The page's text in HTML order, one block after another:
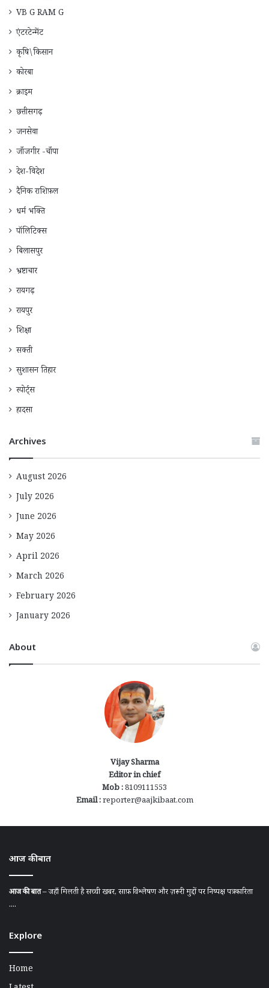
VB G RAM G
एंटरटेन्मेंट
कृषि\किसान
कोरबा
क्राइम
छत्तीसगढ़
जनसेवा
जाँजगीर -चाँपा
देश-विदेश
दैनिक राशिफ़ल
धर्म भक्ति
पॉलिटिक्स
बिलासपुर
भ्रष्टाचार
रायगढ़
रायपुर
शिक्षा
सक्ती
सुशासन तिहार
स्पोर्ट्स
हादसा
Archives
August 2026
July 2026
June 2026
May 2026
April 2026
March 2026
February 2026
January 2026
About
Vijay Sharma
Editor in chief
Mob :8109111553
Email :reporter@aajkibaat.com
आज की बात
आज की बात– जहाँ मिलती है सच्ची खबर, साफ़ विश्लेषण और ज़रूरी मुद्दों पर निष्पक्ष पत्रकारिता
....
Explore
Home